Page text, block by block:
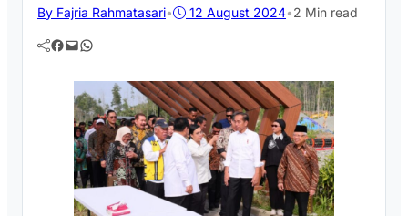
By Fajria Rahmatasari• 12 August 2024•2 Min read
Facebook Mail WhatsApp